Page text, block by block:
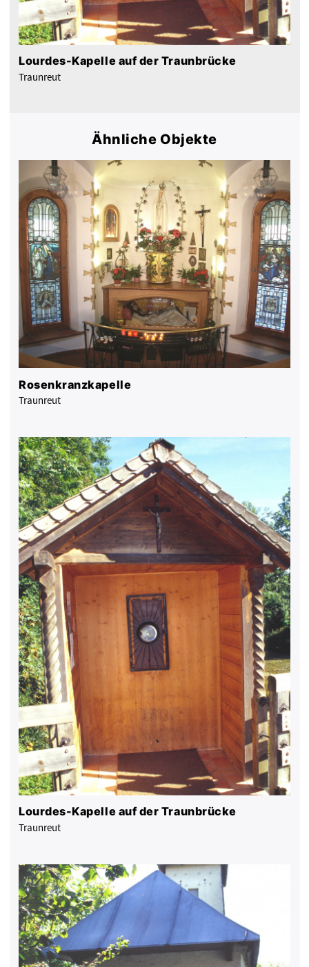
Lourdes-Kapelle auf der Traunbrücke
Traunreut
Ähnliche Objekte
Rosenkranzkapelle
Traunreut
Lourdes-Kapelle auf der Traunbrücke
Traunreut